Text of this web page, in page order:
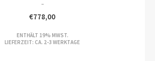
–
€778,00
ENTHÄLT 19% MWST.
LIEFERZEIT: CA. 2-3 WERKTAGE